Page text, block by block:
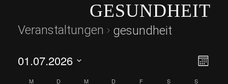
GESUNDHEIT
Veranstaltungen gesundheit
Monat
01.07.2026
M D M D F S S